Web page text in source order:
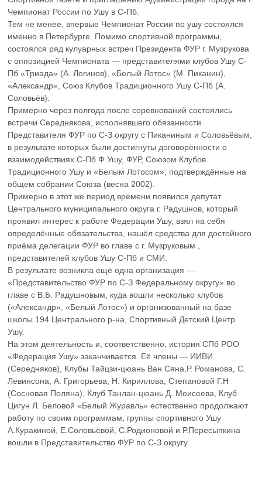
Чемпионат России по Ушу в С-Пб.
Тем не менее, впервые Чемпионат России по ушу состоялся
именно в Петербурге. Помимо спортивной программы,
состоялся ряд кулуарных встреч Президента ФУР г. Музрукова
с оппозицией Чемпионата — представителями клубов Ушу С-
Пб «Триада» (А. Логинов), «Белый Лотос» (М. Пиканин),
«Александр», Союз Клубов Традиционного Ушу С-Пб (А.
Соловьёв).
Примерно через полгода после соревнований состоялись
встречи Середнякова, исполнявшего обязанности
Представителя ФУР по С-З округу с Пиканиным и Соловьёвым,
в результате которых были достигнуты договорённости о
взаимодействиях С-Пб Ф Ушу, ФУР, Союзом Клубов
Традиционного Ушу и «Белым Лотосом», подтверждённые на
общем собрании Союза (весна 2002).
Примерно в этот же период времени появился депутат
Центрального муниципального округа г. Радушнов, который
проявил интерес к работе Федерации Ушу, взял на себя
определённые обязательства, нашёл средства для достойного
приёма делегации ФУР во главе с г. Музруковым ,
представителей клубов Ушу С-Пб и СМИ.
В результате возникла ещё одна организация —
«Представительство ФУР по С-З Федеральному округу» во
главе с В.Б. Радушновым, куда вошли несколько клубов
(«Александр», «Белый Лотос») и организованный на базе
школы 194 Центрального р-на, Спортивный Детский Центр
Ушу.
На этом деятельность и, соответственно, история СПб РОО
«Федерация Ушу» заканчивается. Её члены — ИИВИ
(Середняков), Клубы Тайцзи-цюань Ван Сяна,Р. Романова, С.
Левинсона, А. Григорьева, Н. Кириллова, Степановой Г.Н
(Сосновая Поляна), Клуб Танлан-цюань Д. Моисеева, Клуб
Цигун Л. Беловой «Белый Журавль» естественно продолжают
работу по своим программам, группы спортивного Ушу
А.Куракиной, Е.Соловьёвой, С.Родионовой и Р.Пересыпкина
вошли в Представительство ФУР по С-З округу.